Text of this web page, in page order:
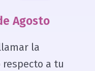
Agosto
la
a tu